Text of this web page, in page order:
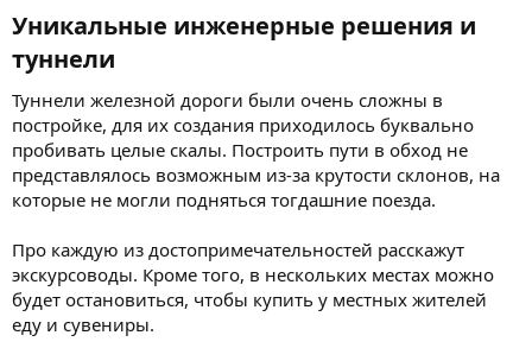
Уникальные инженерные решения и
туннели​
Туннели железной дороги были очень сложны в
постройке, для их создания приходилось буквально
пробивать целые скалы. Построить пути в обход не
представлялось возможным из-за крутости склонов, на
которые не могли подняться тогдашние поезда.
Про каждую из достопримечательностей расскажут
экскурсоводы. Кроме того, в нескольких местах можно
будет остановиться, чтобы купить у местных жителей
еду и сувениры.